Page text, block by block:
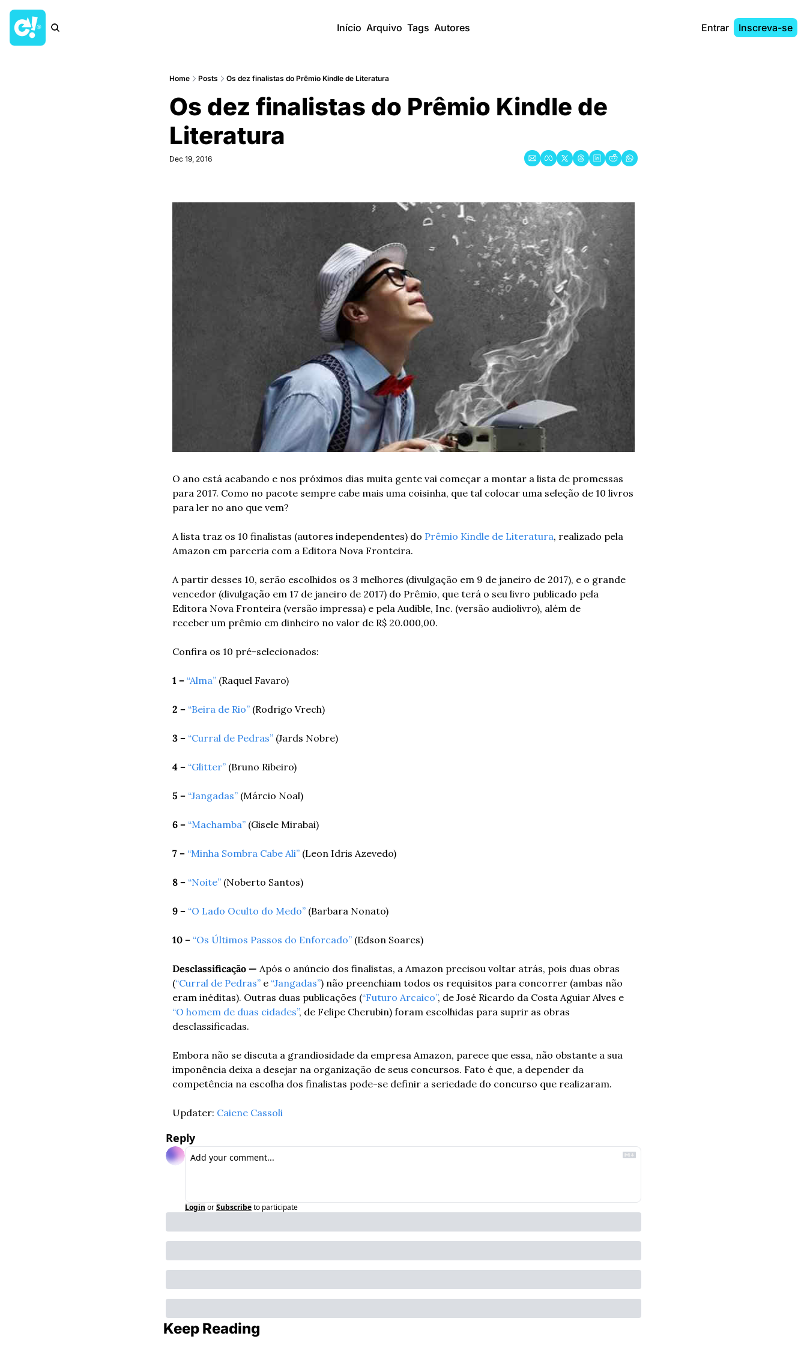
Início Arquivo Tags Autores Entrar Inscreva-se
Home Posts Os dez finalistas do Prêmio Kindle de Literatura
Os dez finalistas do Prêmio Kindle de
Literatura
Dec 19, 2016
O ano está acabando e nos próximos dias muita gente vai começar a montar a lista de promessas
para 2017. Como no pacote sempre cabe mais uma coisinha, que tal colocar uma seleção de 10 livros
para ler no ano que vem?
A lista traz os 10 finalistas (autores independentes) do Prêmio Kindle de Literatura, realizado pela
Amazon em parceria com a Editora Nova Fronteira.
A partir desses 10, serão escolhidos os 3 melhores (divulgação em 9 de janeiro de 2017), e o grande
vencedor (divulgação em 17 de janeiro de 2017) do Prêmio, que terá o seu livro publicado pela
Editora Nova Fronteira (versão impressa) e pela Audible, Inc. (versão audiolivro), além de
receber um prêmio em dinheiro no valor de R$ 20.000,00.
Confira os 10 pré-selecionados:
1 – “Alma” (Raquel Favaro)
2 – “Beira de Rio” (Rodrigo Vrech)
3 – “Curral de Pedras” (Jards Nobre)
4 – “Glitter” (Bruno Ribeiro)
5 – “Jangadas” (Márcio Noal)
6 – “Machamba” (Gisele Mirabai)
7 – “Minha Sombra Cabe Ali” (Leon Idris Azevedo)
8 – “Noite” (Noberto Santos)
9 – “O Lado Oculto do Medo” (Barbara Nonato)
10 – “Os Últimos Passos do Enforcado” (Edson Soares)
Desclassificação — Após o anúncio dos finalistas, a Amazon precisou voltar atrás, pois duas obras
(“Curral de Pedras” e “Jangadas”) não preenchiam todos os requisitos para concorrer (ambas não
eram inéditas). Outras duas publicações (“Futuro Arcaico”
“O homem de duas cidades”, de Felipe Cherubin) foram escolhidas para suprir as obras
desclassificadas.
Embora não se discuta a grandiosidade da empresa Amazon, parece que essa, não obstante a sua
imponência deixa a desejar na organização de seus concursos. Fato é que, a depender da
competência na escolha dos finalistas pode-se definir a seriedade do concurso que realizaram.
Updater: Caiene Cassoli
Reply
Login orSubscribeto participate
Keep Reading